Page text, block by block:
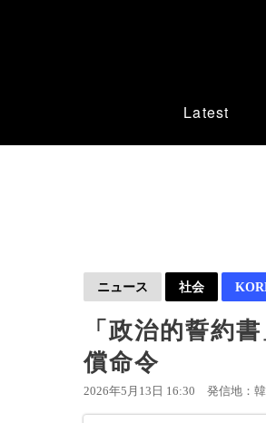
Latest
ニュース 社会
「政治的誓約
償命令
2026年5月13日 16:30 発信地：